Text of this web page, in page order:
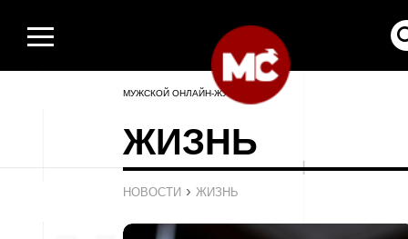
МУЖСКОЙ ОНЛАЙН-ЖУРНАЛ
ЖИЗНЬ
НОВОСТИ › ЖИЗНЬ